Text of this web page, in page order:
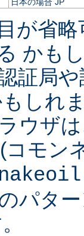
が省
かも
証局
しれ
ウザ
コモン
パタ